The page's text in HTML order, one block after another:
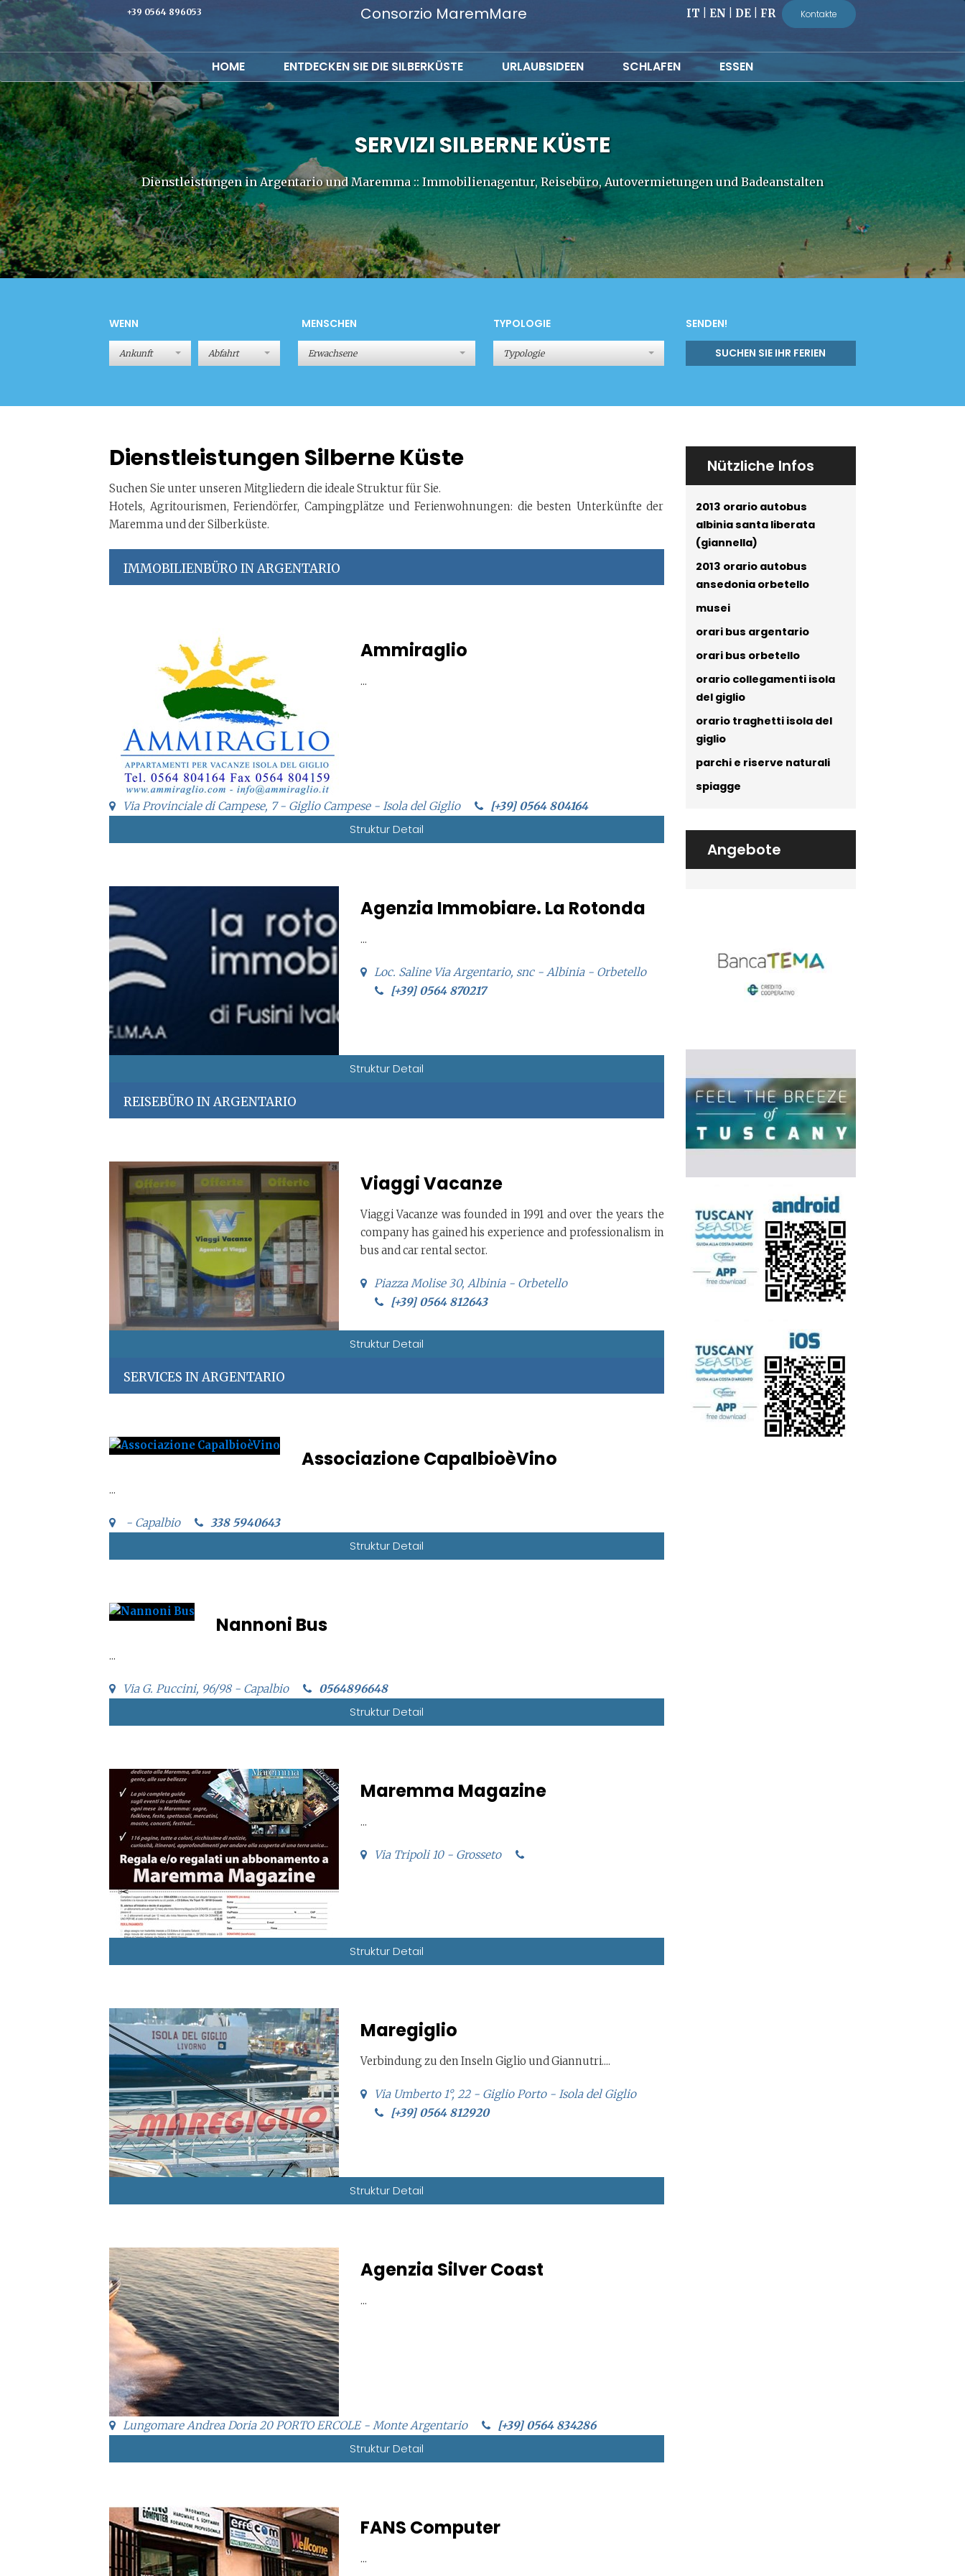
+39 0564 896053 IT EN DE FR Kontakte
Consorzio MaremMare
HOME ENTDECKEN SIE DIE SILBERKÜSTE URLAUBSIDEEN SCHLAFEN ESSEN
SERVIZI SILBERNE KÜSTE
Dienstleistungen in Argentario und Maremma :: Immobilienagentur, Reisebüro, Autovermietungen und Badeanstalten
WENN MENSCHEN
Erwachsene
TYPOLOGIE
Typologie
SENDEN!
SUCHEN SIE IHR FERIEN
Dienstleistungen Silberne Küste
Suchen Sie unter unseren Mitgliedern die ideale Struktur für Sie.
Hotels, Agritourismen, Feriendörfer, Campingplätze und Ferienwohnungen: die besten Unterkünfte der
Maremma und der Silberküste.
IMMOBILIENBÜRO IN ARGENTARIO
Ammiraglio
...
Via Provinciale di Campese, 7 - Giglio Campese - Isola del Giglio [+39] 0564 804164
Struktur Detail
Agenzia Immobiare. La Rotonda
...
Loc. Saline Via Argentario, snc - Albinia - Orbetello
[+39] 0564 870217
Struktur Detail
REISEBÜRO IN ARGENTARIO
Viaggi Vacanze
Viaggi Vacanze was founded in 1991 and over the years the
company has gained his experience and professionalism in
bus and car rental sector.
Piazza Molise 30, Albinia - Orbetello
[+39] 0564 812643
Struktur Detail
SERVICES IN ARGENTARIO
Associazione CapalbioèVino
...
- Capalbio 338 5940643
Struktur Detail
Nannoni Bus
...
Via G. Puccini, 96/98 - Capalbio 0564896648
Struktur Detail
Maremma Magazine
...
Via Tripoli 10 - Grosseto
Struktur Detail
Maregiglio
Verbindung zu den Inseln Giglio und Giannutri....
Via Umberto 1°, 22 - Giglio Porto - Isola del Giglio
[+39] 0564 812920
Struktur Detail
Agenzia Silver Coast
...
Lungomare Andrea Doria 20 PORTO ERCOLE - Monte Argentario [+39] 0564 834286
Struktur Detail
FANS Computer
...
Nützliche Infos
2013 orario autobus
albinia santa liberata
(giannella)
2013 orario autobus
ansedonia orbetello
musei
orari bus argentario
orari bus orbetello
orario collegamenti isola
del giglio
orario traghetti isola del
giglio
parchi e riserve naturali
spiagge
Angebote